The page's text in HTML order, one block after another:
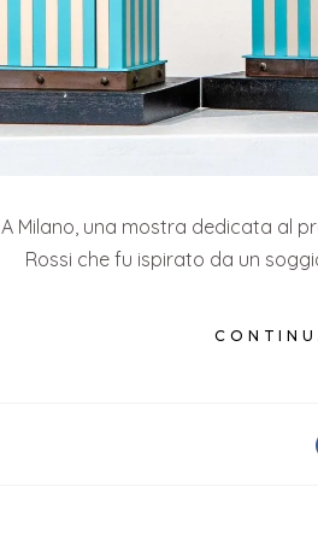
A Milano, una mostra dedicata al
Rossi che fu ispirato da un